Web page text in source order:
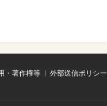
・著作権等 外部送信ポリシー